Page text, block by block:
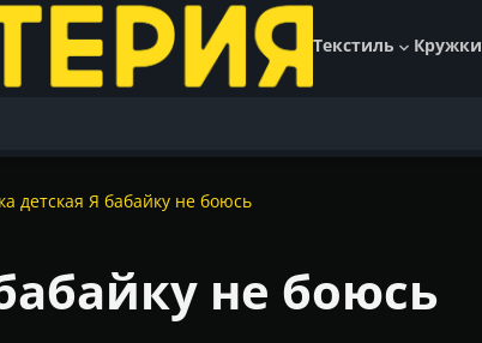
Текстиль Кружки
детская Я бабайку не боюсь
не боюсь